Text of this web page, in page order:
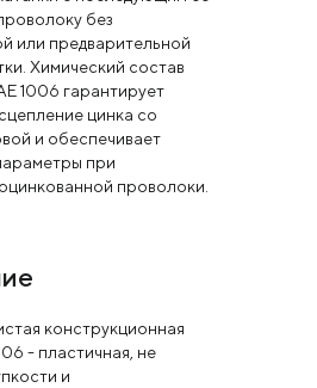
без
или предварительной
Химический состав
1006 гарантирует
цинка со
и обеспечивает
при
проволоки.
конструкционная
- пластичная, не
и